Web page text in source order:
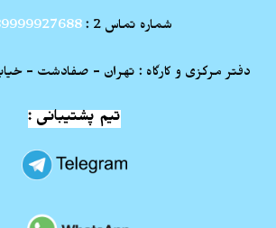
شماره تماس 2 :
دفتر مرکزی و کارگاه : تهران - صفادشت - خیابان 13 آبان
تیم پشتیبانی :